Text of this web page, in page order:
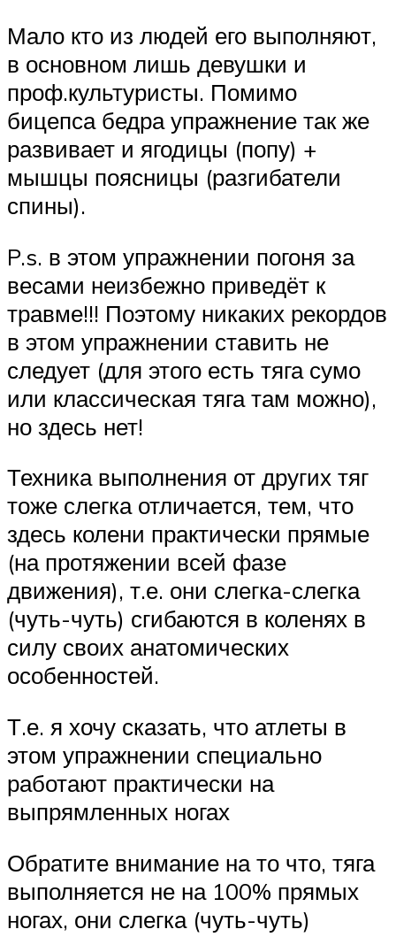
Мало кто из людей его выполняют,
в основном лишь девушки и
проф.культуристы. Помимо
бицепса бедра упражнение так же
развивает и ягодицы (попу) +
мышцы поясницы (разгибатели
спины).
P.s. в этом упражнении погоня за
весами неизбежно приведёт к
травме!!! Поэтому никаких рекордов
в этом упражнении ставить не
следует (для этого есть тяга сумо
или классическая тяга там можно),
но здесь нет!
Техника выполнения от других тяг
тоже слегка отличается, тем, что
здесь колени практически прямые
(на протяжении всей фазе
движения), т.е. они слегка-слегка
(чуть-чуть) сгибаются в коленях в
силу своих анатомических
особенностей.
Т.е. я хочу сказать, что атлеты в
этом упражнении специально
работают практически на
выпрямленных ногах
Обратите внимание на то что, тяга
выполняется не на 100% прямых
ногах, они слегка (чуть-чуть)